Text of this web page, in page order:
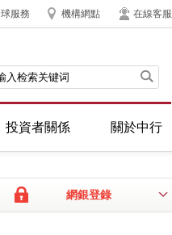
服務 機構網點 在線客服
投資者關係 關於中行
網銀登錄